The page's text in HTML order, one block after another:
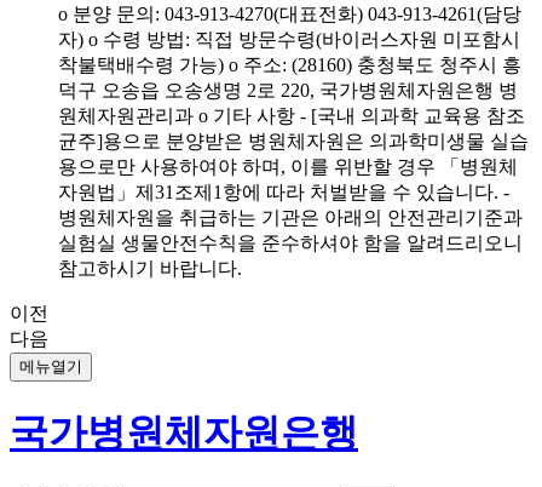
o 분양 문의: 043-913-4270(대표전화) 043-913-4261(담당
자) o 수령 방법: 직접 방문수령(바이러스자원 미포함시
착불택배수령 가능) o 주소: (28160) 충청북도 청주시 흥
덕구 오송읍 오송생명 2로 220, 국가병원체자원은행 병
원체자원관리과 o 기타 사항 - [국내 의과학 교육용 참조
균주]용으로 분양받은 병원체자원은 의과학미생물 실습
용으로만 사용하여야 하며, 이를 위반할 경우 「병원체
자원법」제31조제1항에 따라 처벌받을 수 있습니다. -
병원체자원을 취급하는 기관은 아래의 안전관리기준과
실험실 생물안전수칙을 준수하셔야 함을 알려드리오니
참고하시기 바랍니다.
이전
다음
메뉴열기
국가병원체자원은행